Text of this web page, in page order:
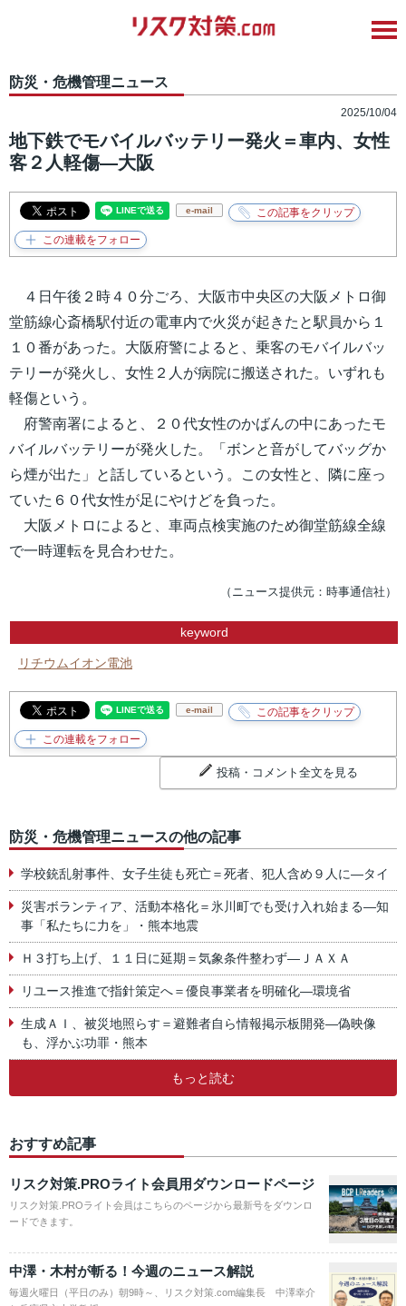
防災・危機管理ニュース
2025/10/04
地下鉄でモバイルバッテリー発火＝車内、女性
客２人軽傷―大阪
e-mail
４日午後２時４０分ごろ、大阪市中央区の大阪メトロ御
堂筋線心斎橋駅付近の電車内で火災が起きたと駅員から１
１０番があった。大阪府警によると、乗客のモバイルバッ
テリーが発火し、女性２人が病院に搬送された。いずれも
軽傷という。
府警南署によると、２０代女性のかばんの中にあったモ
バイルバッテリーが発火した。「ボンと音がしてバッグか
ら煙が出た」と話しているという。この女性と、隣に座っ
ていた６０代女性が足にやけどを負った。
大阪メトロによると、車両点検実施のため御堂筋線全線
で一時運転を見合わせた。
（ニュース提供元：時事通信社）
keyword
リチウムイオン電池
e-mail
投稿・コメント全文を見る
防災・危機管理ニュースの他の記事
学校銃乱射事件、女子生徒も死亡＝死者、犯人含め９人に―タイ
災害ボランティア、活動本格化＝氷川町でも受け入れ始まる―知
事「私たちに力を」・熊本地震
Ｈ３打ち上げ、１１日に延期＝気象条件整わず―ＪＡＸＡ
リユース推進で指針策定へ＝優良事業者を明確化―環境省
生成ＡＩ、被災地照らす＝避難者自ら情報掲示板開発―偽映像
も、浮かぶ功罪・熊本
もっと読む
おすすめ記事
リスク対策.PROライト会員用ダウンロードページ
リスク対策.PROライト会員はこちらのページから最新号をダウンロ
ードできます。
中澤・木村が斬る！今週のニュース解説
毎週火曜日（平日のみ）朝9時～、リスク対策.com編集長 中澤幸介